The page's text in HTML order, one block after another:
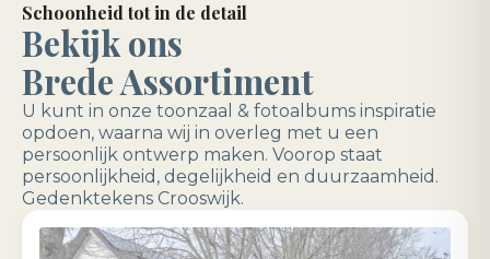
Schoonheid tot in de detail
Bekijk ons
Brede Assortiment
U kunt in onze toonzaal & fotoalbums inspiratie
opdoen, waarna wij in overleg met u een
persoonlijk ontwerp maken. Voorop staat
persoonlijkheid, degelijkheid en duurzaamheid.
Gedenktekens Crooswijk.